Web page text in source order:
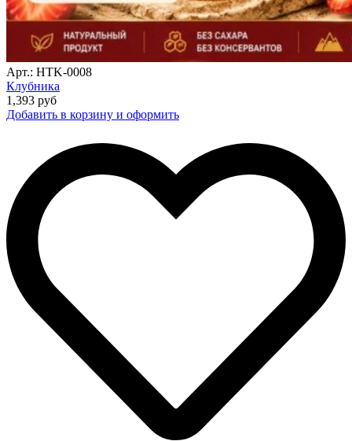
Арт.: HTK-0008
Клубника
1,393 руб
Добавить в корзину и оформить